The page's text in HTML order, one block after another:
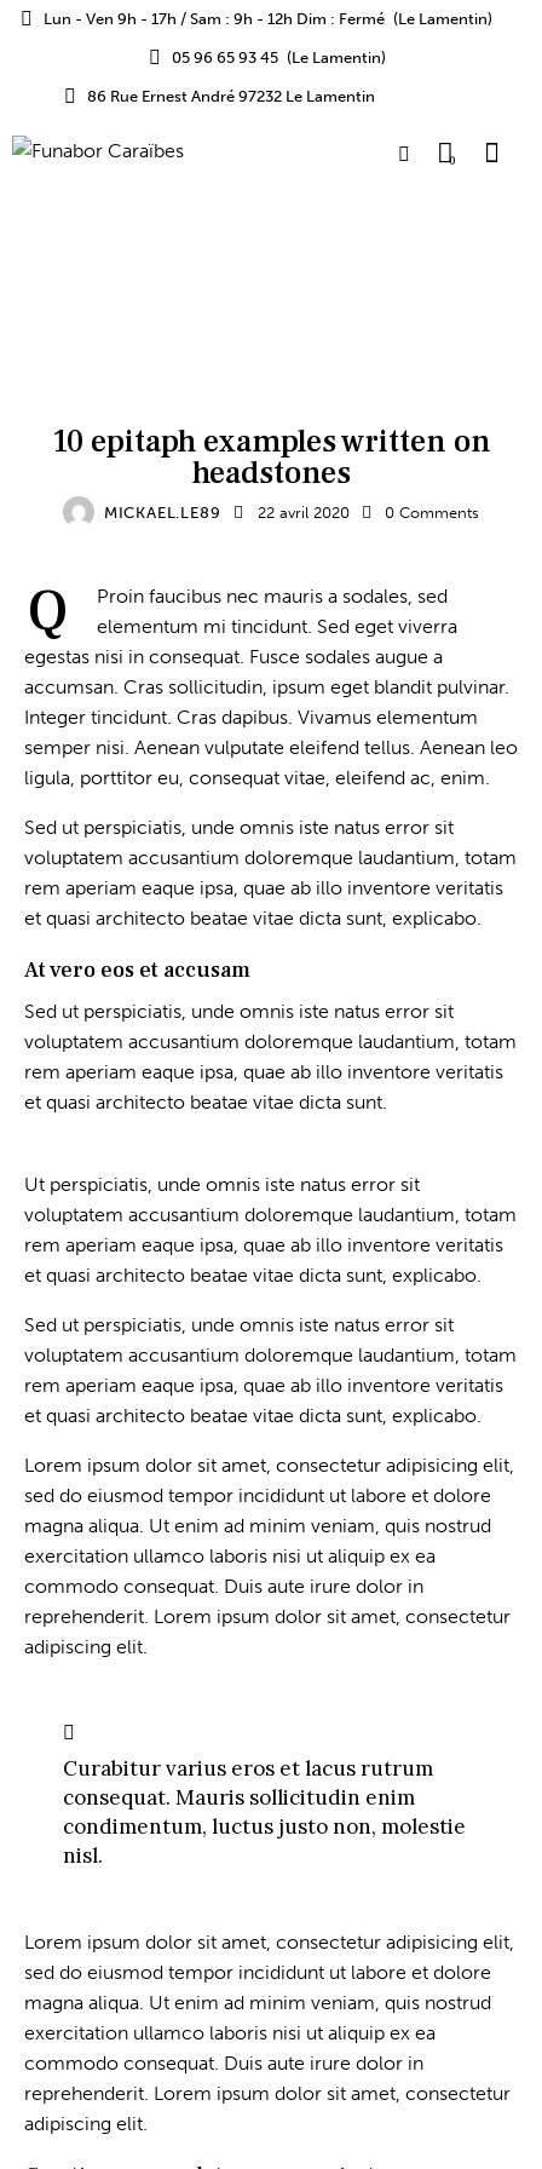
Lun - Ven 9h - 17h / Sam : 9h - 12h Dim : Fermé (Le Lamentin)
05 96 65 93 45 (Le Lamentin)
86 Rue Ernest André 97232 Le Lamentin
0
10 epitaph examples written on
headstones
MICKAEL.LE89 22 avril 2020 0 Comments
Q
Proin faucibus nec mauris a sodales, sed
elementum mi tincidunt. Sed eget viverra
egestas nisi in consequat. Fusce sodales augue a
accumsan. Cras sollicitudin, ipsum eget blandit pulvinar.
Integer tincidunt. Cras dapibus. Vivamus elementum
semper nisi. Aenean vulputate eleifend tellus. Aenean leo
ligula, porttitor eu, consequat vitae, eleifend ac, enim.
Sed ut perspiciatis, unde omnis iste natus error sit
voluptatem accusantium doloremque laudantium, totam
rem aperiam eaque ipsa, quae ab illo inventore veritatis
et quasi architecto beatae vitae dicta sunt, explicabo.
At vero eos et accusam
Sed ut perspiciatis, unde omnis iste natus error sit
voluptatem accusantium doloremque laudantium, totam
rem aperiam eaque ipsa, quae ab illo inventore veritatis
et quasi architecto beatae vitae dicta sunt.
Ut perspiciatis, unde omnis iste natus error sit
voluptatem accusantium doloremque laudantium, totam
rem aperiam eaque ipsa, quae ab illo inventore veritatis
et quasi architecto beatae vitae dicta sunt, explicabo.
Sed ut perspiciatis, unde omnis iste natus error sit
voluptatem accusantium doloremque laudantium, totam
rem aperiam eaque ipsa, quae ab illo inventore veritatis
et quasi architecto beatae vitae dicta sunt, explicabo.
Lorem ipsum dolor sit amet, consectetur adipisicing elit,
sed do eiusmod tempor incididunt ut labore et dolore
magna aliqua. Ut enim ad minim veniam, quis nostrud
exercitation ullamco laboris nisi ut aliquip ex ea
commodo consequat. Duis aute irure dolor in
reprehenderit. Lorem ipsum dolor sit amet, consectetur
adipiscing elit.
Curabitur varius eros et lacus rutrum
consequat. Mauris sollicitudin enim
condimentum, luctus justo non, molestie
nisl.
Lorem ipsum dolor sit amet, consectetur adipisicing elit,
sed do eiusmod tempor incididunt ut labore et dolore
magna aliqua. Ut enim ad minim veniam, quis nostrud
exercitation ullamco laboris nisi ut aliquip ex ea
commodo consequat. Duis aute irure dolor in
reprehenderit. Lorem ipsum dolor sit amet, consectetur
adipiscing elit.